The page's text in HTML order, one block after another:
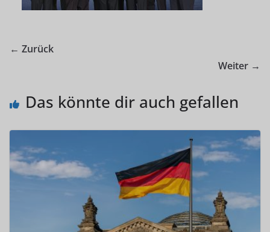
← Zurück
Weiter →
Das könnte dir auch gefallen